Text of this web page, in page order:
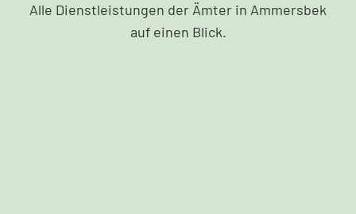
Alle Dienstleistungen der Ämter in Ammersbek
auf einen Blick.